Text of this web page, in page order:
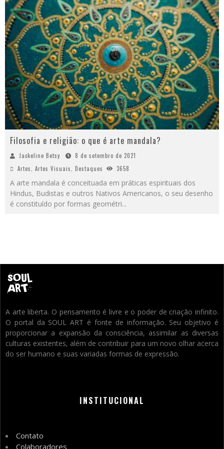
Filosofia e religião: o que é arte mandala?
Jackeline Betsy
8 de setembro de 2021
Artes
Artes Visuais Destaques 3658
A arte mandala é conceituada em práticas espirituais dos
Hindus, Budistas e outros Nativos Americanos, o seu desenho
é constituído por formas geométri...
A arte liberta. O pensamento é livre e o poder de criação infinito.
O portal da SOUL ART é fonte de informação. Seu objetivo é
proporcionar a expansão da consciência, assimilar as diversas
culturas existentes, além de contribuir para um novo olhar acerca
do ser humano e suas variadas formas de expressão.
INSTITUCIONAL
Contato
Colaboradores